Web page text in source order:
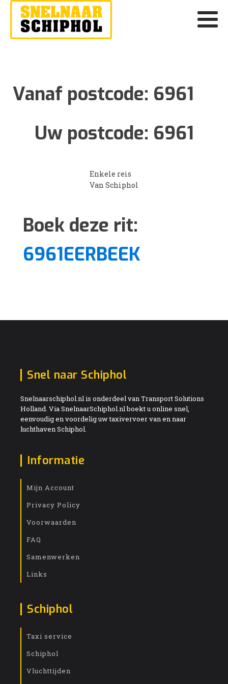
Vanaf postcode: 6961
Uw postcode: 6961
Enkele reis
Van Schiphol
Boek deze rit:
6961EERBEEK
Snel naar Schiphol
Snelnaarschiphol.nl is onderdeel van Transport Solutions
Holland. Via SnelnaarSchiphol.nl boekt u online snel,
eenvoudig en voordelig uw taxivervoer van en naar
luchthaven Schiphol.
Informatie
Mijn Account
Privacy Policy
Voorwaarden
FAQ
Samenwerken
Links
Schiphol
Taxi service
Schiphol
Vluchttijden